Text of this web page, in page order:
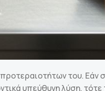
του. Εάν
υπεύθυνη λύση,